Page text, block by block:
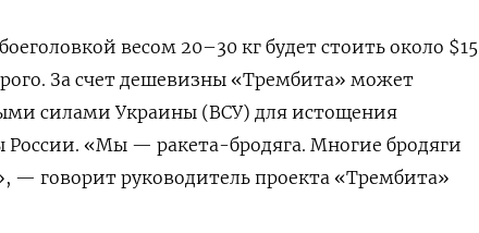
весом 20–30 кг будет стоить около $15
За счет дешевизны «Трембита» может
силами Украины (ВСУ) для истощения
«Мы — ракета-бродяга. Многие бродяги
— говорит руководитель проекта «Трембита»